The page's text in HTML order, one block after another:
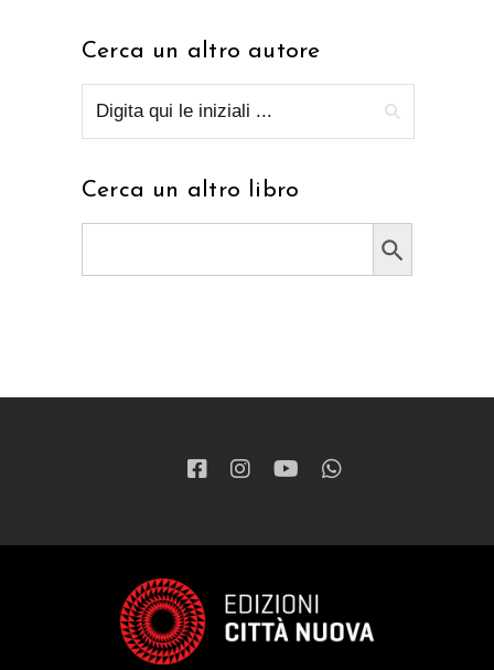
Cerca un altro autore
Cerca un altro libro
Search Button